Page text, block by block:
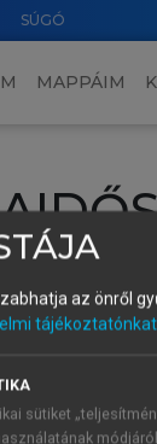
SÚGÓ
MAPPÁIM
lépj be a
1 óra
után a
az önről
tájékoztatónkat
sütiket